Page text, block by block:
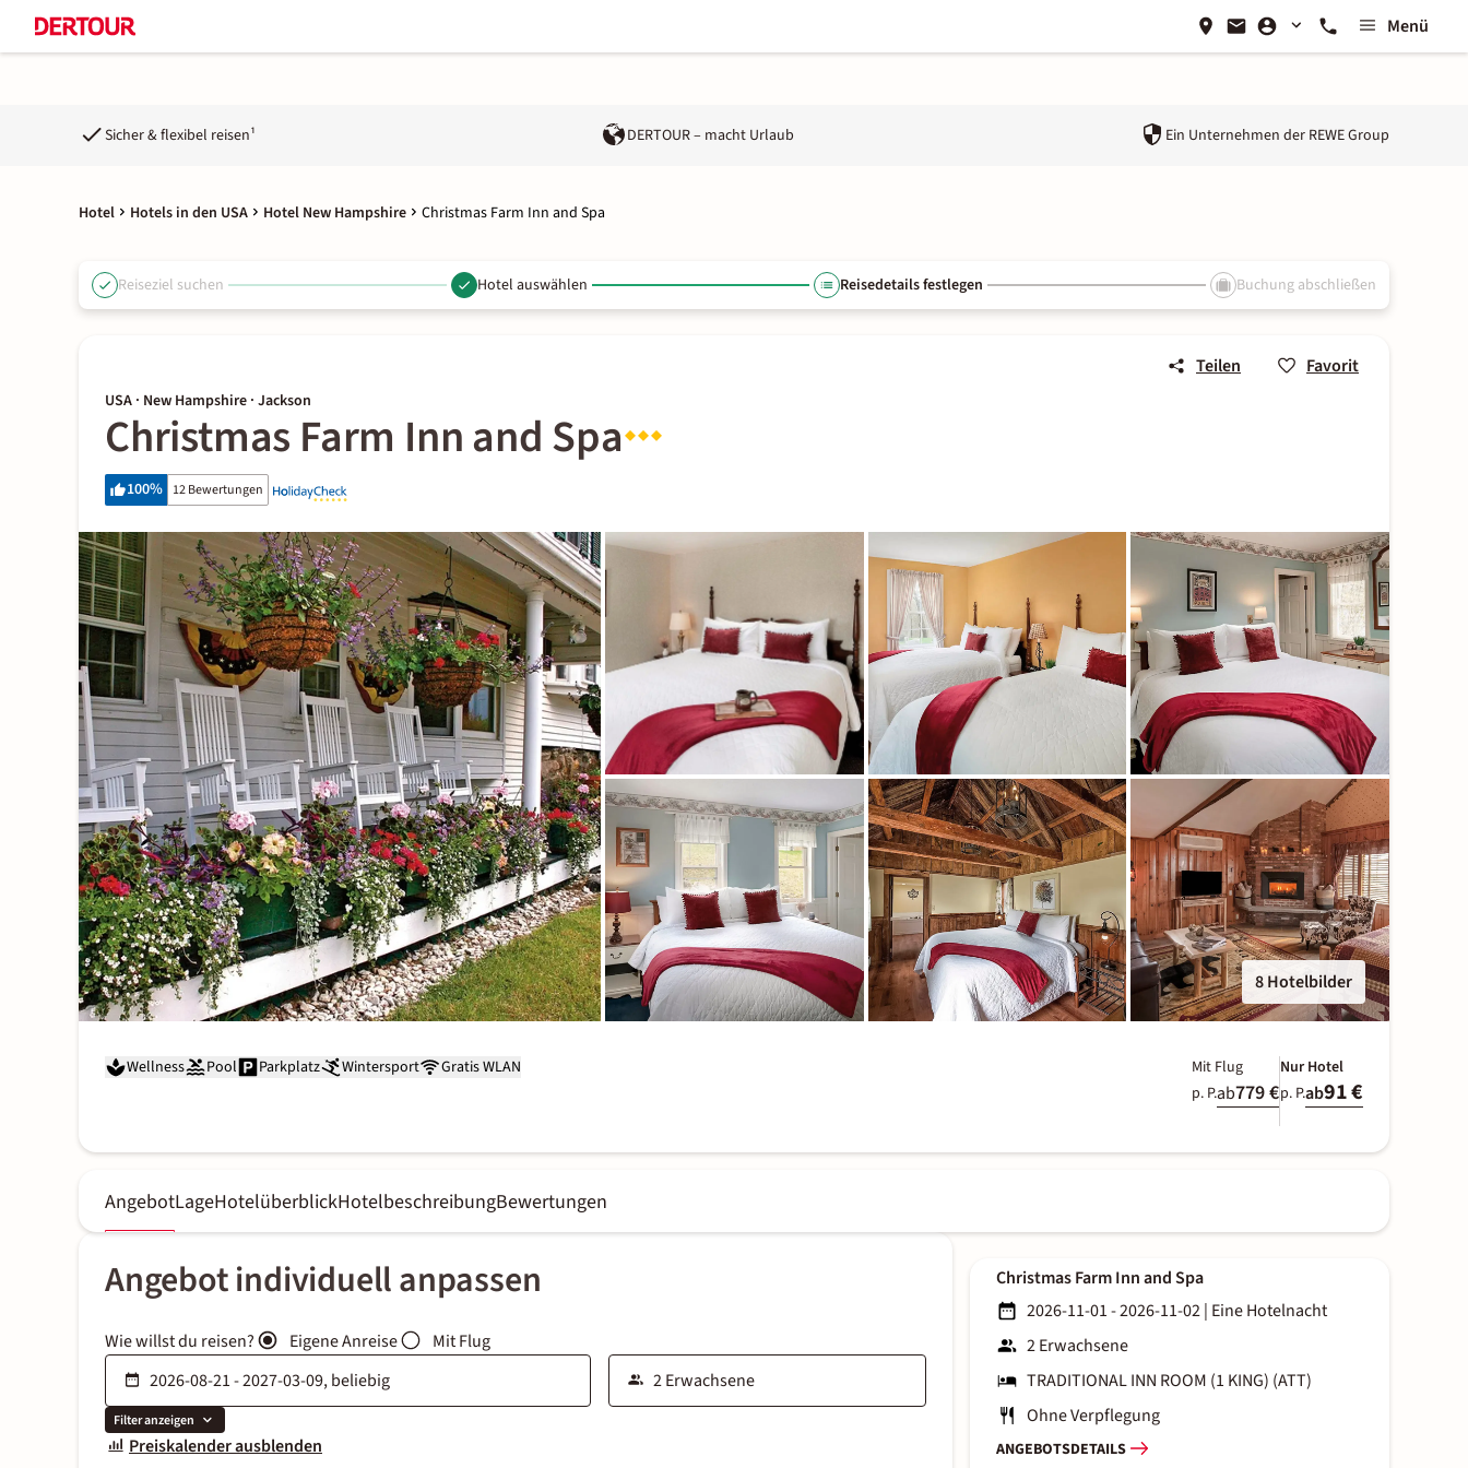
Menü
Sicher & flexibel reisen¹ DERTOUR – macht Urlaub Ein Unternehmen der REWE Group
Hotel Hotels in den USA Hotel New Hampshire Christmas Farm Inn and Spa
Reiseziel suchen Hotel auswählen Reisedetails festlegen Buchung abschließen
Teilen Favorit
USA · New Hampshire · Jackson
Christmas Farm Inn and Spa
100% 12 Bewertungen
8 Hotelbilder
Wellness Pool Parkplatz Wintersport Gratis WLAN
Mit Flug
p. P.ab779 €
Nur Hotel
p. P.ab91 €
AngebotLageHotelüberblickHotelbeschreibungBewertungen
Angebot individuell anpassen
Wie willst du reisen? Eigene Anreise Mit Flug
Filter anzeigen
Preiskalender ausblenden
Christmas Farm Inn and Spa
2026-11-01 - 2026-11-02| Eine Hotelnacht
2 Erwachsene
TRADITIONAL INN ROOM (1 KING) (ATT)
Ohne Verpflegung
ANGEBOTSDETAILS